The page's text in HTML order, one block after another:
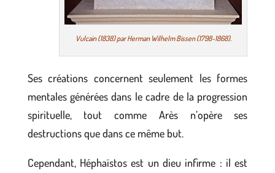
Vulcain (1838) par Herman Wilhelm Bissen (1798-1868).
Ses créations concernent seulement les formes
mentales générées dans le cadre de la progression
spirituelle, tout comme Arès n’opère ses
destructions que dans ce même but.
Cependant, Héphaïstos est un dieu infirme : il est